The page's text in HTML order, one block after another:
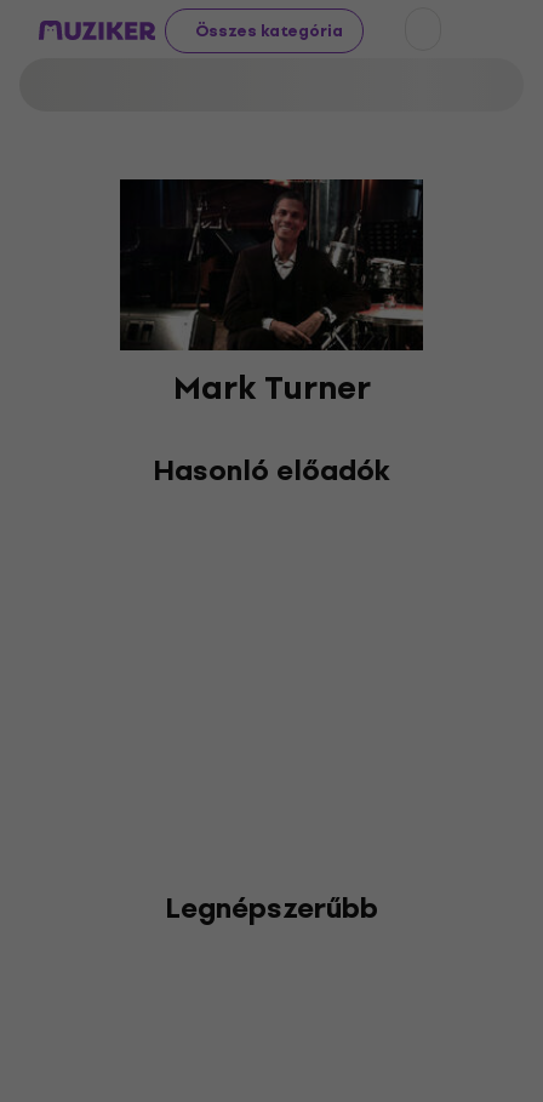
Összes kategória
Mark Turner
Hasonló előadók
Legnépszerűbb